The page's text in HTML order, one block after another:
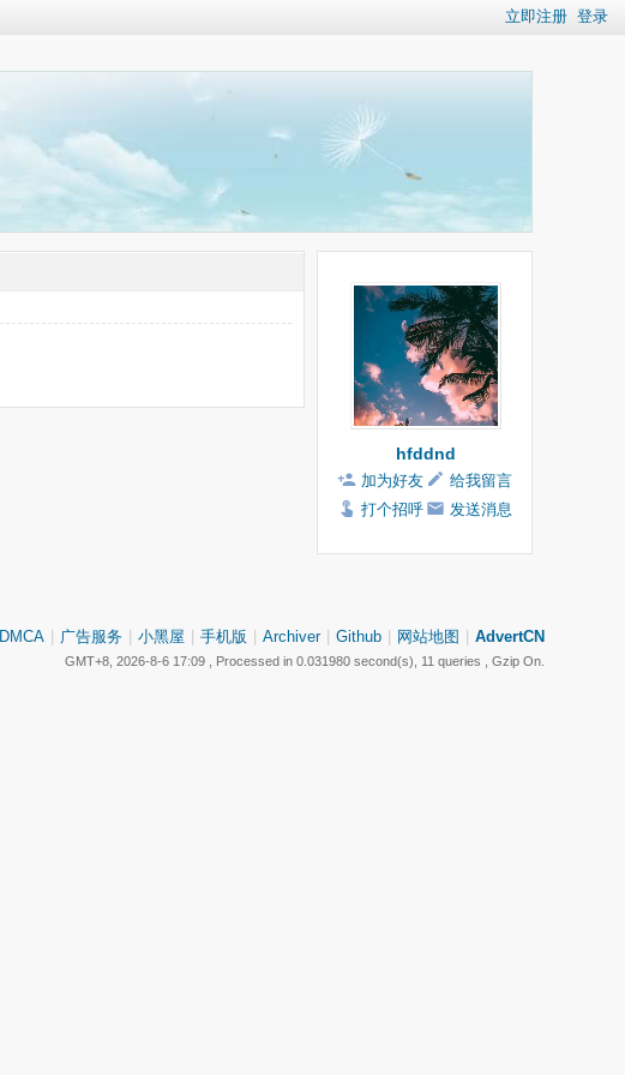
立即注册 登录
hfddnd
加为好友
给我留言
打个招呼
发送消息
DMCA 广告服务 小黑屋 手机版 Archiver Github 网站地图 AdvertCN
GMT+8, 2026-8-6 17:09 , Processed in 0.031980 second(s), 11 queries , Gzip On.